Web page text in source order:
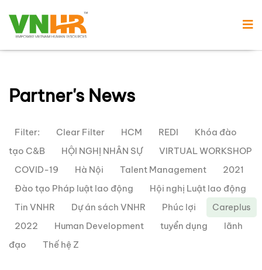
Partner's News
Filter: Clear Filter HCM REDI
Khóa đào
tạo C&B
HỘI NGHỊ NHÂN SỰ
VIRTUAL WORKSHOP
COVID-19
Hà Nội Talent Management
2021
Đào tạo Pháp luật lao động
Hội nghị Luật lao động
Tin VNHR
Dự án sách VNHR Phúc lợi
Careplus
2022
Human Development tuyển dụng
lãnh
đạo
Thế hệ Z